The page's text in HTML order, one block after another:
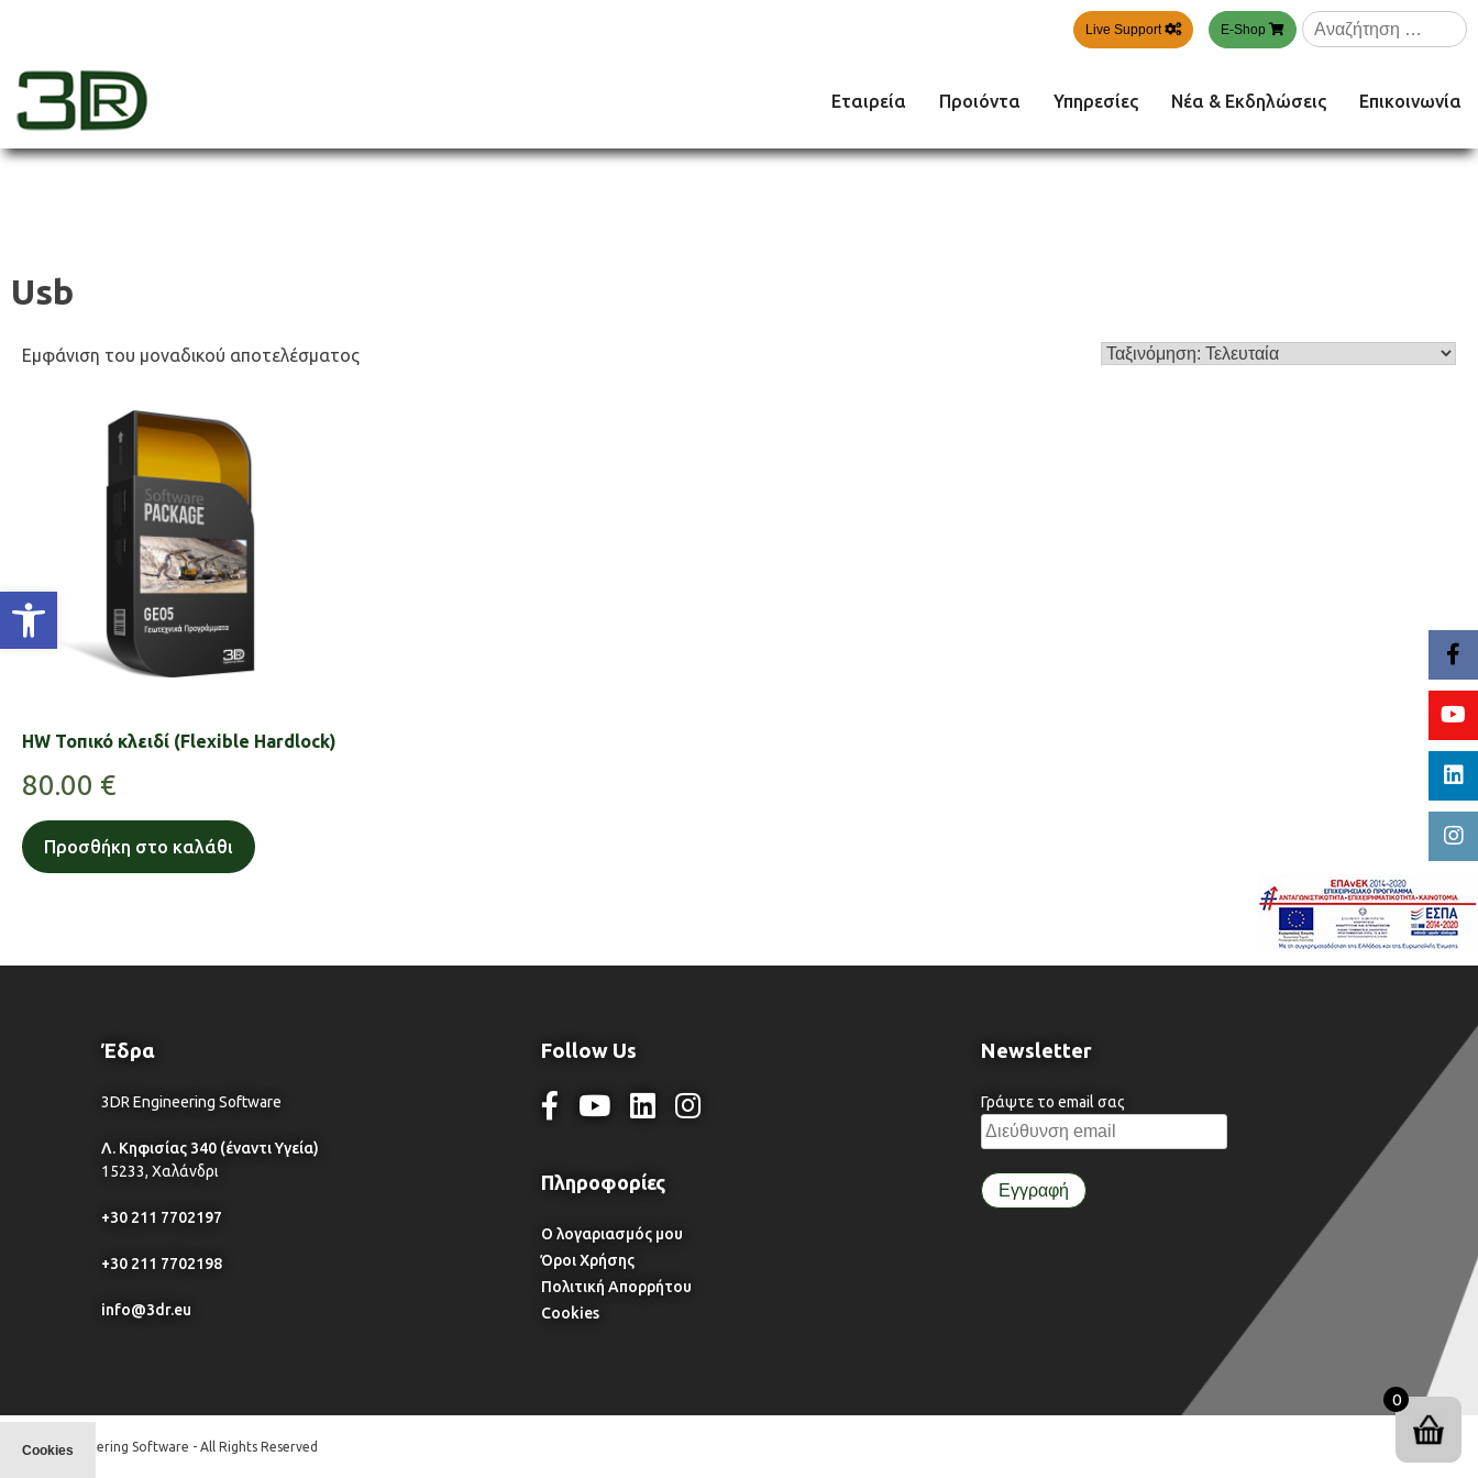
Ανοίξτε τη γραμμή εργαλείων
Live Support E-Shop
Αναζήτηση
για:
3dr
Εταιρεία Προιόντα Υπηρεσίες Νέα & Εκδηλώσεις Επικοινωνία
Usb
Εμφάνιση του μοναδικού αποτελέσματος
HW Τοπικό κλειδί (Flexible Hardlock)
80.00 €
Προσθήκη στο καλάθι
Έδρα
3DR Engineering Software
Λ. Κηφισίας 340 (έναντι Υγεία)
15233, Χαλάνδρι
+30 211 7702197
+30 211 7702198
info@3dr.eu
Follow Us
Ο λογαριασμός μου
Όροι Χρήσης
Πολιτική Απορρήτου
Cookies
Newsletter
Γράψτε το email σας
© 3DR Engineering Software - All Rights Reserved
Cookies
0